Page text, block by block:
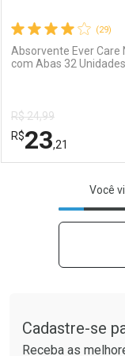
Comprar sem
Por R$ 2,57/cada
Comprar sem
Por R$ 2,57/cada
(29)
Absorvente Ever Care
com Abas 32 Unidades
R$ 24,99
R$23,21
Laboratório
Por Menos
Você
Cadastre-se
Receba as